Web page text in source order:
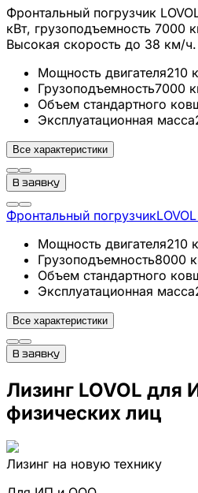
Фронтальный погрузчик
кВт, грузоподъемность 7000
Высокая скорость до 38 км/ч.
Мощность двигателя210
Грузоподъемность7000
Объем стандартного
Эксплуатационная масса
Все характеристики
В заявку
Фронтальный погрузчикLOVOL
Мощность двигателя210
Грузоподъемность8000
Объем стандартного
Эксплуатационная масса
Все характеристики
В заявку
Лизинг LOVOL
физических лиц
Лизинг на новую технику